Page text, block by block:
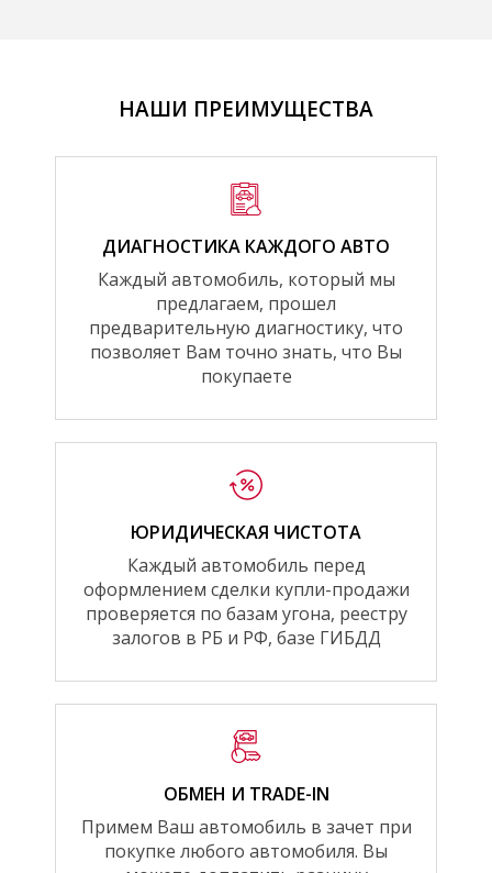
НАШИ ПРЕИМУЩЕСТВА
ДИАГНОСТИКА КАЖДОГО АВТО
Каждый автомобиль, который мы
предлагаем, прошел
предварительную диагностику, что
позволяет Вам точно знать, что Вы
покупаете
ЮРИДИЧЕСКАЯ ЧИСТОТА
Каждый автомобиль перед
оформлением сделки купли-продажи
проверяется по базам угона, реестру
залогов в РБ и РФ, базе ГИБДД
ОБМЕН И TRADE-IN
Примем Ваш автомобиль в зачет при
покупке любого автомобиля. Вы